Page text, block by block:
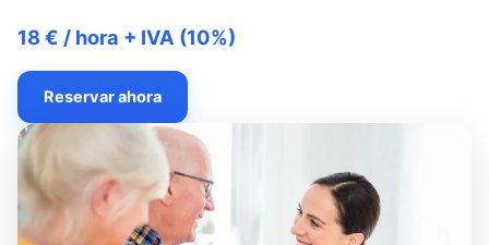
18 € / hora + IVA (10%)
Reservar ahora